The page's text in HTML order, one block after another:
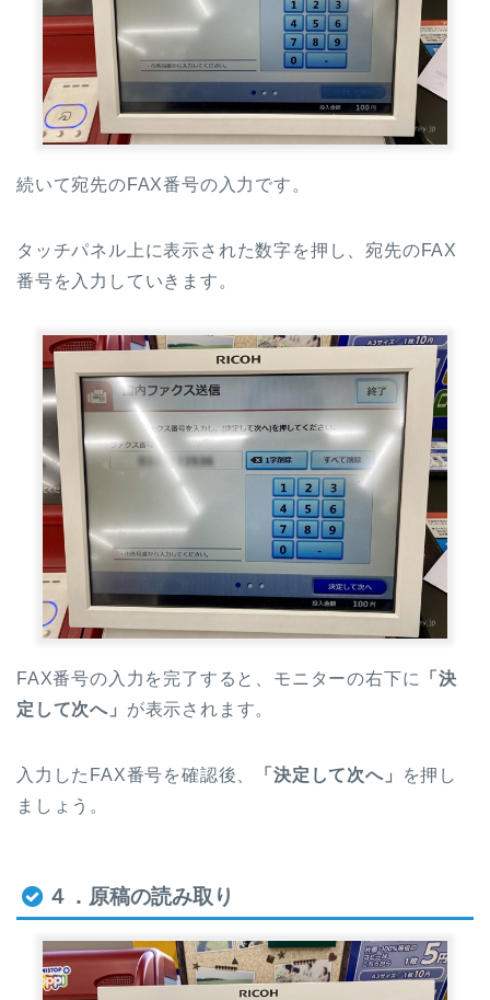
続いて宛先のFAX番号の入力です。
タッチパネル上に表示された数字を押し、宛先のFAX
番号を入力していきます。
FAX番号の入力を完了すると、モニターの右下に 「決
定して次へ」 が表示されます。
入力したFAX番号を確認後、 「決定して次へ」
を押し
ましょう。
４．原稿の読み取り